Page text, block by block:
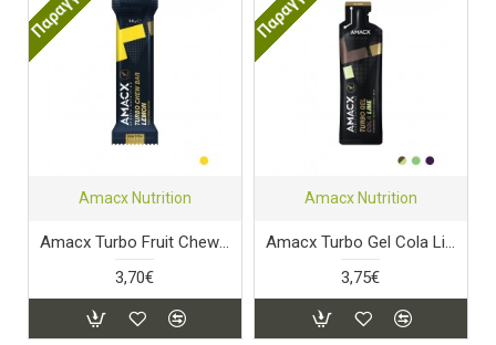
Amacx Nutrition
Amacx Turbo Fruit Chew Lemon
3,70€
Amacx Nutrition
Amacx Turbo Gel Cola Lime
3,75€